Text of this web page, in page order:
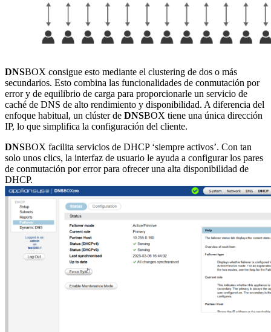
DNSBOX consigue esto mediante el clustering de dos o más
secundarios. Esto combina las funcionalidades de conmutación por
error y de equilibrio de carga para proporcionarle un servicio de
caché de DNS de alto rendimiento y disponibilidad. A diferencia del
enfoque habitual, un clúster de DNSBOX tiene una única dirección
IP, lo que simplifica la configuración del cliente.
DNSBOX facilita servicios de DHCP ‘siempre activos’. Con tan
solo unos clics, la interfaz de usuario le ayuda a configurar los pares
de conmutación por error para ofrecer una alta disponibilidad de
DHCP.